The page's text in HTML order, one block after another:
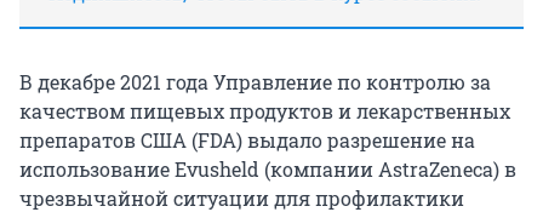
В декабре 2021 года Управление по контролю за
качеством пищевых продуктов и лекарственных
препаратов США (FDA) выдало разрешение на
использование Evusheld (компании AstraZeneca) в
чрезвычайной ситуации для профилактики